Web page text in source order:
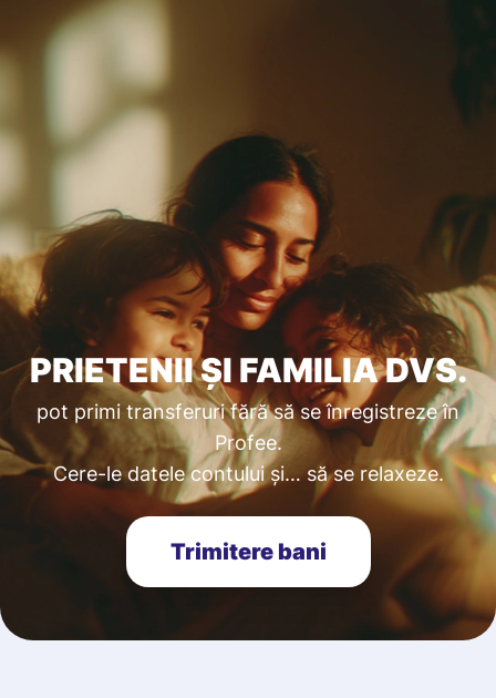
PRIETENII ȘI FAMILIA DVS.
pot primi transferuri fără să se înregistreze în
Profee.
Cere-le datele contului și… să se relaxeze.
Trimitere bani